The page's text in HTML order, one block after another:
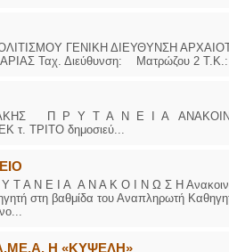
ΓΕΝΙΚΗ ΔΙΕΥΘΥΝΣΗ
Ταχ. Διεύθυνση:
Π Ρ Υ Τ Α Ν Ε Ι Α
τ. ΤΡΙΤΟ δημοσιεύ...
Ν Ε Ι Α Α Ν Α Κ Ο Ι Ν Ω Σ Η
στη βαθμίδα του Αναπληρωτή
Η «ΚΥΨΕΛΗ»